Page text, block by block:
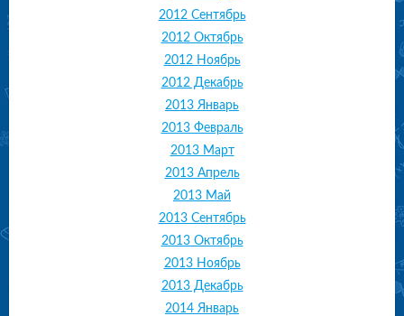
2012 Сентябрь
2012 Октябрь
2012 Ноябрь
2012 Декабрь
2013 Январь
2013 Февраль
2013 Март
2013 Апрель
2013 Май
2013 Сентябрь
2013 Октябрь
2013 Ноябрь
2013 Декабрь
2014 Январь